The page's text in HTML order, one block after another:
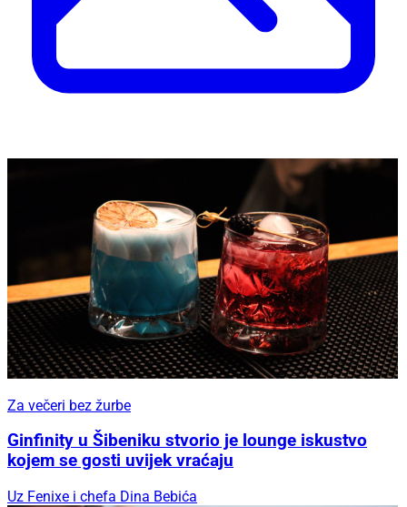
Za večeri bez žurbe
Ginfinity u Šibeniku stvorio je lounge iskustvo
kojem se gosti uvijek vraćaju
Uz Fenixe i chefa Dina Bebića